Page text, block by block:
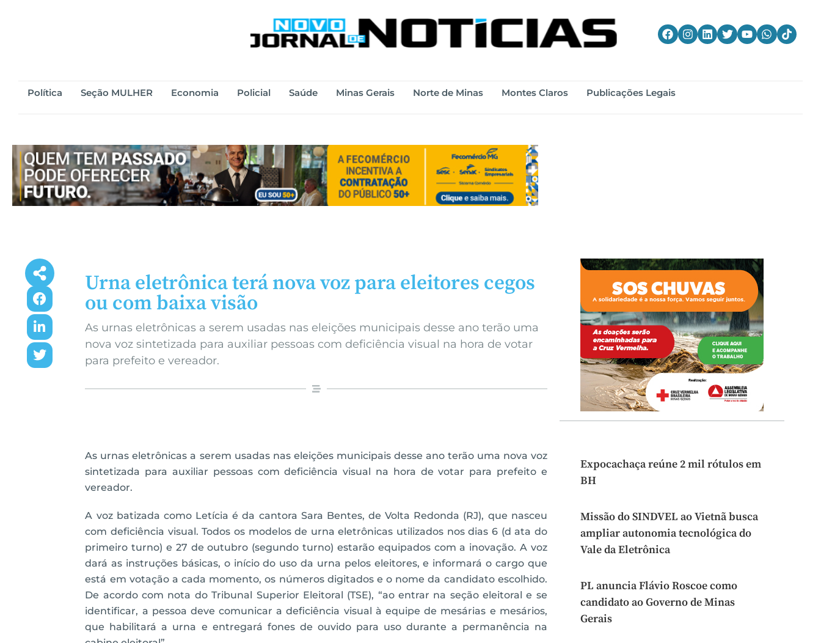
Política Seção MULHER Economia Policial Saúde Minas Gerais Norte de Minas Montes Claros Publicações Legais
Urna eletrônica terá nova voz para eleitores cegos
ou com baixa visão
As urnas eletrônicas a serem usadas nas eleições municipais desse ano terão uma
nova voz sintetizada para auxiliar pessoas com deficiência visual na hora de votar
para prefeito e vereador.
As urnas eletrônicas a serem usadas nas eleições municipais desse ano terão uma nova voz
sintetizada para auxiliar pessoas com deficiência visual na hora de votar para prefeito e
vereador.
A voz batizada como Letícia é da cantora Sara Bentes, de Volta Redonda (RJ), que nasceu
com deficiência visual. Todos os modelos de urna eletrônicas utilizados nos dias 6 (d ata do
primeiro turno) e 27 de outubro (segundo turno) estarão equipados com a inovação. A voz
dará as instruções básicas, o início do uso da urna pelos eleitores, e informará o cargo que
está em votação a cada momento, os números digitados e o nome da candidato escolhido.
De acordo com nota do Tribunal Superior Eleitoral (TSE), “ao entrar na seção eleitoral e se
identificar, a pessoa deve comunicar a deficiência visual à equipe de mesárias e mesários,
que habilitará a urna e entregará fones de ouvido para uso durante a permanência na
Expocachaça reúne 2 mil rótulos em
BH
Missão do SINDVEL ao Vietnã busca
ampliar autonomia tecnológica do
Vale da Eletrônica
PL anuncia Flávio Roscoe como
candidato ao Governo de Minas
Gerais